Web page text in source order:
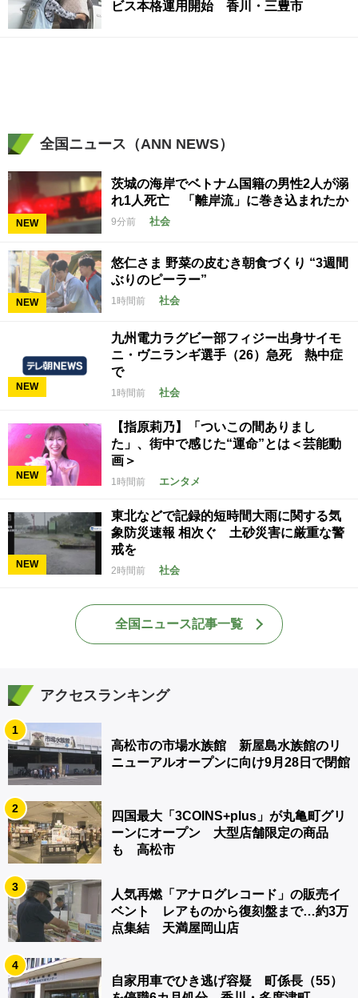
ビス本格運用開始 香川・三豊市
全国ニュース（ANN NEWS）
NEW
茨城の海岸でベトナム国籍の男性2人が溺
れ1人死亡 「離岸流」に巻き込まれたか
9分前 社会
NEW
悠仁さま 野菜の皮むき朝食づくり “3週間
ぶりのピーラー”
1時間前 社会
NEW
九州電力ラグビー部フィジー出身サイモ
ニ・ヴニランギ選手（26）急死 熱中症
で
1時間前 社会
NEW
【指原莉乃】「ついこの間ありまし
た」、街中で感じた“運命”とは＜芸能動
画＞
1時間前 エンタメ
NEW
東北などで記録的短時間大雨に関する気
象防災速報 相次ぐ 土砂災害に厳重な警
戒を
2時間前 社会
全国ニュース記事一覧
アクセスランキング
1
高松市の市場水族館 新屋島水族館のリ
ニューアルオープンに向け9月28日で閉館
2
四国最大「3COINS+plus」が丸亀町グリ
ーンにオープン 大型店舗限定の商品
も 高松市
3
人気再燃「アナログレコード」の販売イ
ベント レアものから復刻盤まで…約3万
点集結 天満屋岡山店
4
自家用車でひき逃げ容疑 町係長（55）